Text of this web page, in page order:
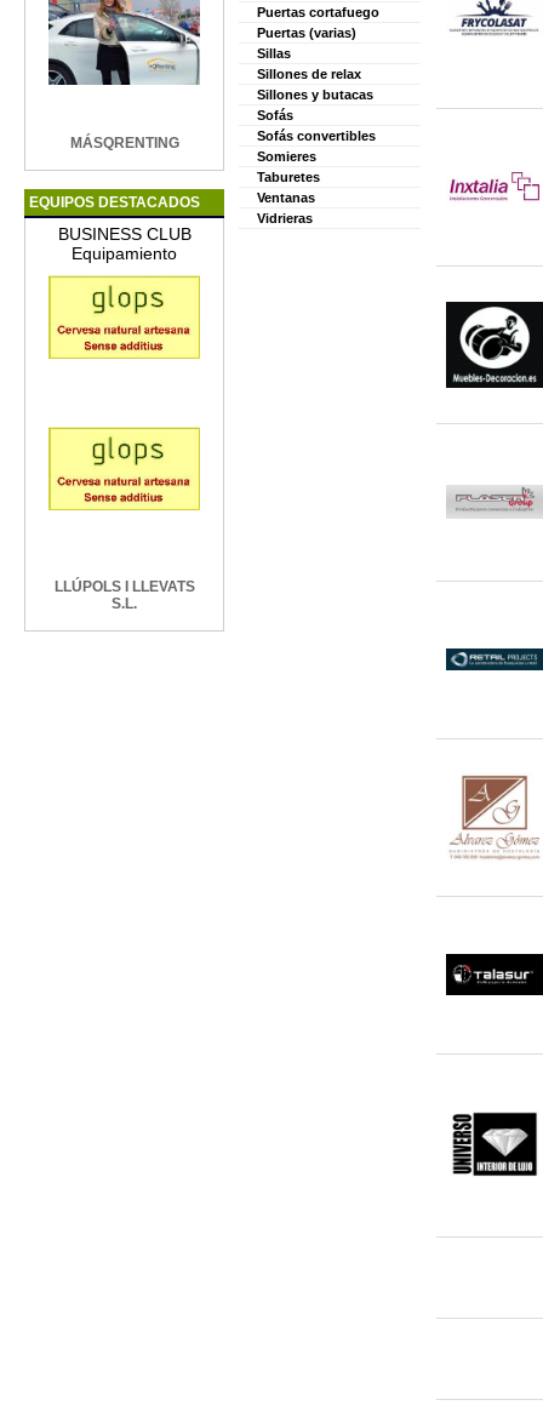
MÁSQRENTING
EQUIPOS DESTACADOS
BUSINESS CLUB
Equipamiento
LLÚPOLS I LLEVATS
S.L.
Puertas cortafuego
Puertas (varias)
Sillas
Sillones de relax
Sillones y butacas
Sofás
Sofás convertibles
Somieres
Taburetes
Ventanas
Vidrieras